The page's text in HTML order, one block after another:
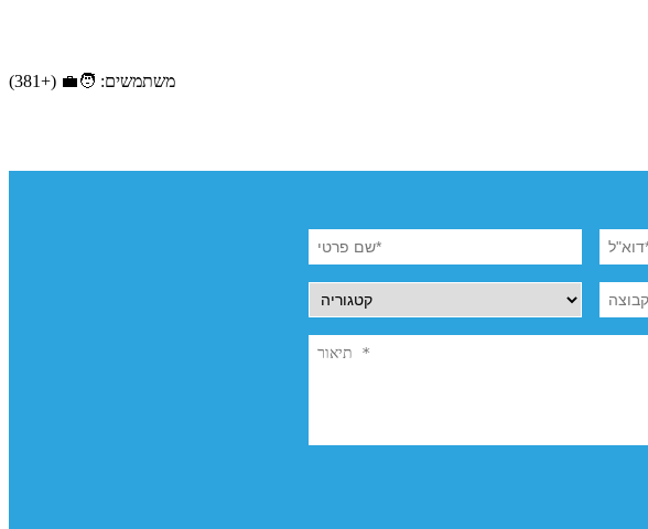
משתמשים: 🧑‍💼 (+381)